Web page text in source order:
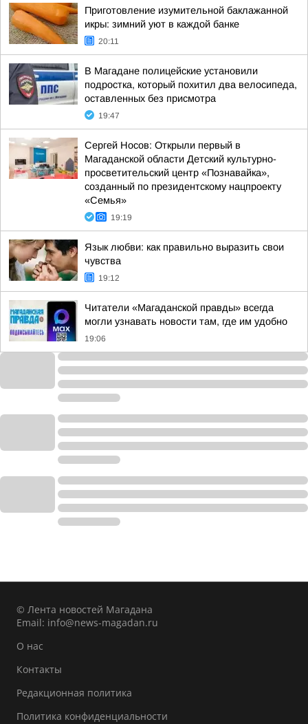
Приготовление изумительной баклажанной
икры: зимний уют в каждой банке
20:11
В Магадане полицейские установили
подростка, который похитил два велосипеда,
оставленных без присмотра
19:47
Сергей Носов: Открыли первый в
Магаданской области Детский культурно-
просветительский центр «Познавайка»,
созданный по президентскому нацпроекту
«Семья»
19:19
Язык любви: как правильно выразить свои
чувства
19:12
Читатели «Магаданской правды» всегда
могли узнавать новости там, где им удобно
19:06
© Лента новостей Магадана
Email: info@news-magadan.ru
О нас
Контакты
Редакционная политика
Политика конфиденциальности